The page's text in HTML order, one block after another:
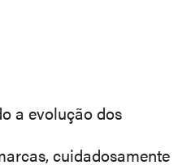
a evolução dos
cuidadosamente